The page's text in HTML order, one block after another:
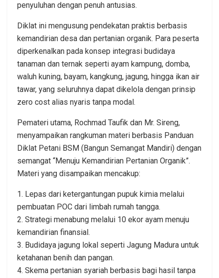
penyuluhan dengan penuh antusias.
Diklat ini mengusung pendekatan praktis berbasis
kemandirian desa dan pertanian organik. Para peserta
diperkenalkan pada konsep integrasi budidaya
tanaman dan ternak seperti ayam kampung, domba,
waluh kuning, bayam, kangkung, jagung, hingga ikan air
tawar, yang seluruhnya dapat dikelola dengan prinsip
zero cost alias nyaris tanpa modal.
Pemateri utama, Rochmad Taufik dan Mr. Sireng,
menyampaikan rangkuman materi berbasis Panduan
Diklat Petani BSM (Bangun Semangat Mandiri) dengan
semangat “Menuju Kemandirian Pertanian Organik”.
Materi yang disampaikan mencakup:
1. Lepas dari ketergantungan pupuk kimia melalui
pembuatan POC dari limbah rumah tangga.
2. Strategi menabung melalui 10 ekor ayam menuju
kemandirian finansial.
3. Budidaya jagung lokal seperti Jagung Madura untuk
ketahanan benih dan pangan.
4. Skema pertanian syariah berbasis bagi hasil tanpa